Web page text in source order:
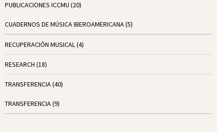
PUBLICACIONES ICCMU (20)
CUADERNOS DE MÚSICA IBEROAMERICANA(5)
RECUPERACIÓN MUSICAL(4)
RESEARCH (18)
TRANSFERENCIA(40)
TRANSFERENCIA(9)